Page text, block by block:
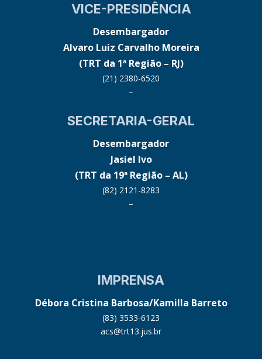
VICE-PRESIDÊNCIA
Desembargador
Alvaro Luiz Carvalho Moreira
(TRT da 1ª Região – RJ)
(21) 2380-6520
–
SECRETARIA-GERAL
Desembargador
Jasiel Ivo
(TRT da 19ª Região – AL)
(82) 2121-8283
–
IMPRENSA
Débora Cristina Barbosa/Kamilla Barreto
(83) 3533-6123
acs@trt13.jus.br